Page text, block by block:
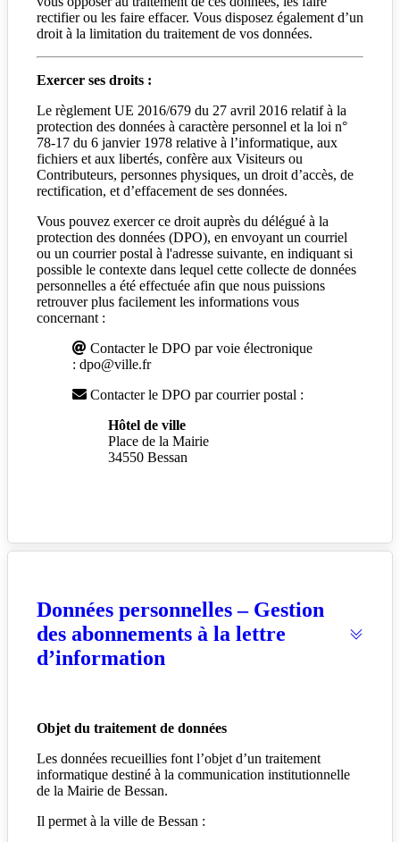
rectifier ou les faire effacer. Vous disposez également d’un
droit à la limitation du traitement de vos données.
Exercer ses droits :
Le règlement UE 2016/679 du 27 avril 2016 relatif à la
protection des données à caractère personnel et la loi n°
78-17 du 6 janvier 1978 relative à l’informatique, aux
fichiers et aux libertés, confère aux Visiteurs ou
Contributeurs, personnes physiques, un droit d’accès, de
rectification, et d’effacement de ses données.
Vous pouvez exercer ce droit auprès du délégué à la
protection des données (DPO), en envoyant un courriel
ou un courrier postal à l'adresse suivante, en indiquant si
possible le contexte dans lequel cette collecte de données
personnelles a été effectuée afin que nous puissions
retrouver plus facilement les informations vous
concernant :
Contacter le DPO par voie électronique
: dpo@ville.fr
Contacter le DPO par courrier postal :
Hôtel de ville
Place de la Mairie
34550 Bessan
Données personnelles – Gestion
des abonnements à la lettre
d’information
Objet du traitement de données
Les données recueillies font l’objet d’un traitement
informatique destiné à la communication institutionnelle
de la Mairie de Bessan.
Il permet à la ville de Bessan :